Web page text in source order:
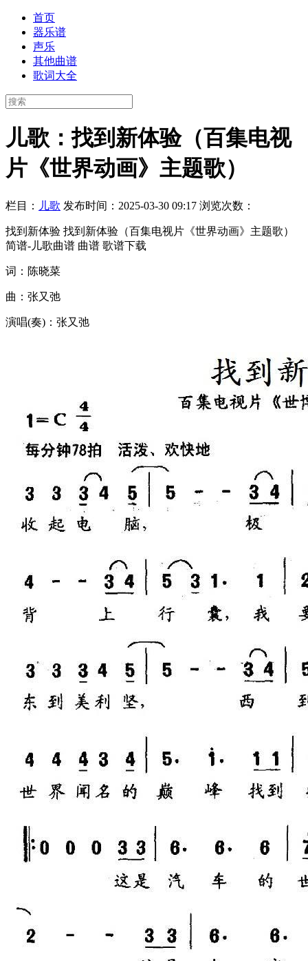
首页
器乐谱
声乐
其他曲谱
歌词大全
儿歌：找到新体验（百集电视
片《世界动画》主题歌）
栏目： 儿歌 发布时间：2025-03-30 09:17 浏览次数：
找到新体验 找到新体验（百集电视片《世界动画》主题歌）
简谱-儿歌曲谱 曲谱 歌谱下载
词：陈晓菜
曲：张又弛
演唱(奏)：张又弛